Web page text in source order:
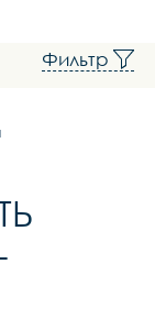
Фильтр